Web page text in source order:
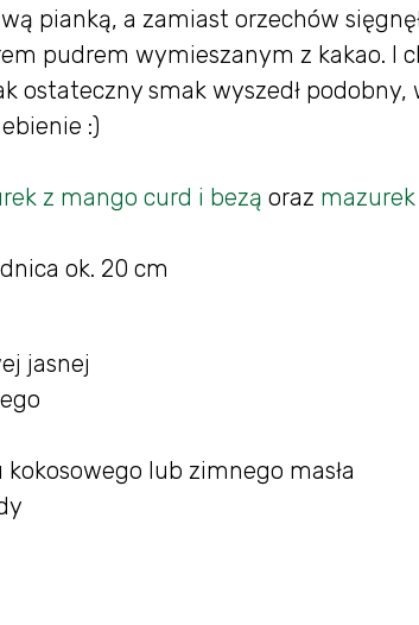
pianką, a zamiast orzechów
pudrem wymieszanym z kakao. I
ostateczny smak wyszedł
:)
z mango curd i bezą oraz mazurek
ok. 20 cm
jasnej
lub zimnego masła